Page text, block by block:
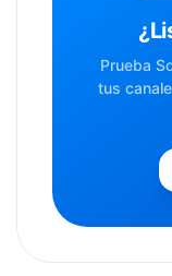
Prueba
tus